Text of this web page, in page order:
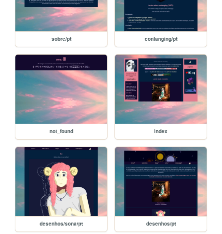
sobre/pt conlanging/pt
not_found index
desenhos/sona/pt desenhos/pt